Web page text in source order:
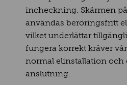
incheckning. Skärmen
användas beröringsfritt
vilket underlättar
fungera korrekt kräver
normal elinstallation och
anslutning.